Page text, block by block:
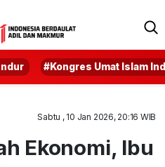
#Kongres Umat Islam
Sabtu , 10 Jan 2026, 20:16 WIB
Ekonomi, Ibu